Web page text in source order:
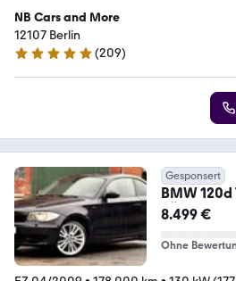
NB Cars and More
12107 Berlin
5 Sterne
(209)
Gesponsert
BMW 120d
TÜV-
8.499 €
Ohne